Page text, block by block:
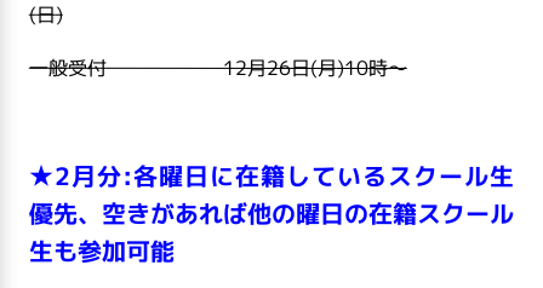
(日)
一般受付 12月26日(月)10時～
★2月分:各曜日に在籍しているスクール生
優先、空きがあれば他の曜日の在籍スクール
生も参加可能